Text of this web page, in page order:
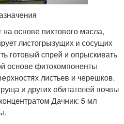
основе пихтового масла,
листогрызущих и сосущих
готовый спрей и опрыскивать
основе фитокомпоненты
листьев и черешков.
и других обитателей почвы
Дачник: 5 мл